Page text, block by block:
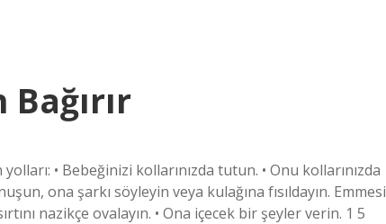
• Bebeğinizi kollarınızda tutun. • Onu kollarınızda
ona şarkı söyleyin veya kulağına fısıldayın. Emmesi
nazikçe ovalayın. • Ona içecek bir şeyler verin. 1 5